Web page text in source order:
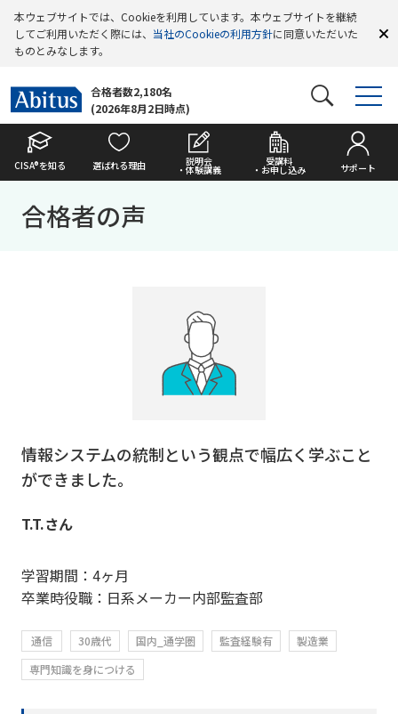
本ウェブサイトでは、Cookieを利用しています。本ウェブサイトを継続
してご利用いただく際には、 当社のCookieの利用方針に同意いただいた
ものとみなします。
合格者数2,180名
(2026年8月2日時点)
CISA®を知る 選ばれる理由 説明会
・体験講義
受講料
・お申し込み サポート
合格者の声
情報システムの統制という観点で幅広く学ぶこと
ができました。
T.T.さん
学習期間：4ヶ月
卒業時役職：日系メーカー内部監査部
通信 30歳代 国内_通学圏 監査経験有
製造業
専門知識を身につける